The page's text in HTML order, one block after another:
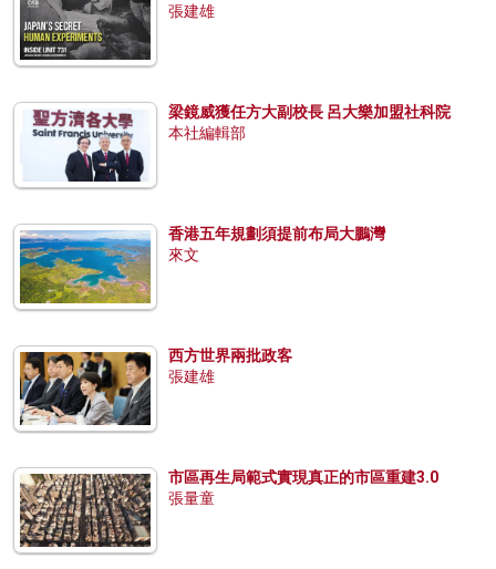
張建雄
梁鏡威獲任方大副校長 呂大樂加盟社科院
本社編輯部
香港五年規劃須提前布局大鵬灣
來文
西方世界兩批政客
張建雄
市區再生局範式實現真正的市區重建3.0
張量童